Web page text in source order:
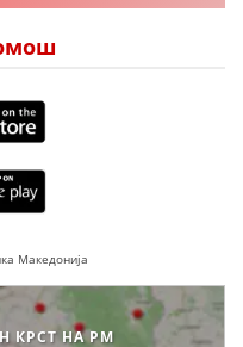
Македонија
КРСТ НА РМ